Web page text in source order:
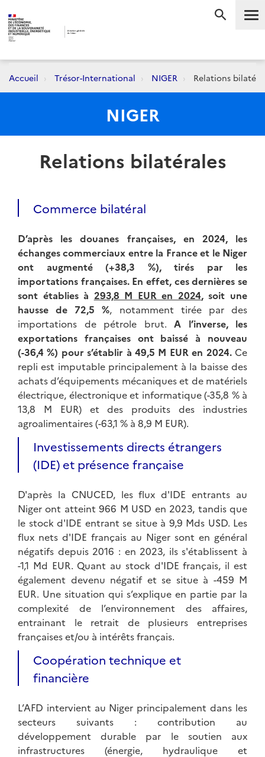
Accueil Trésor-International NIGER Relations
NIGER
Relations bilatérales
Commerce bilatéral
D’après les douanes françaises, en 2024, les
échanges commerciaux entre la France et le Niger
ont augmenté (+38,3 %), tirés par les
importations françaises. En effet, ces dernières se
sont établies à 293,8 M EUR en 2024, soit une
hausse de 72,5 %, notamment tirée par des
importations de pétrole brut. A l’inverse, les
exportations françaises ont baissé à nouveau
(-36,4 %) pour s’établir à 49,5 M EUR en 2024.Ce
repli est imputable principalement à la baisse des
achats d’équipements mécaniques et de matériels
électrique, électronique et informatique (-35,8 % à
13,8 M EUR) et des produits des industries
agroalimentaires (-63,1 % à 8,9 M EUR).
Investissements directs étrangers
(IDE) et présence française
D'après la CNUCED, les flux d'IDE entrants au
Niger ont atteint 966 M USD en 2023, tandis que
le stock d'IDE entrant se situe à 9,9 Mds USD. Les
flux nets d'IDE français au Niger sont en général
négatifs depuis 2016 : en 2023, ils s'établissent à
-1,1 Md EUR. Quant au stock d'IDE français, il est
également devenu négatif et se situe à -459 M
EUR. Une situation qui s’explique en partie par la
complexité de l’environnement des affaires,
entrainant le retrait de plusieurs entreprises
françaises et/ou à intérêts français.
Coopération technique et
financière
L’AFD intervient au Niger principalement dans les
secteurs suivants : contribution au
développement durable par le soutien aux
infrastructures (énergie, hydraulique et